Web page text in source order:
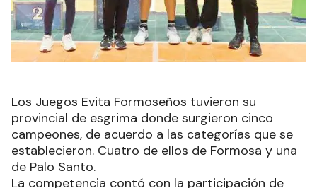
Los Juegos Evita Formoseños tuvieron su
provincial de esgrima donde surgieron cinco
campeones, de acuerdo a las categorías que se
establecieron. Cuatro de ellos de Formosa y una
de Palo Santo.
La competencia contó con la participación de